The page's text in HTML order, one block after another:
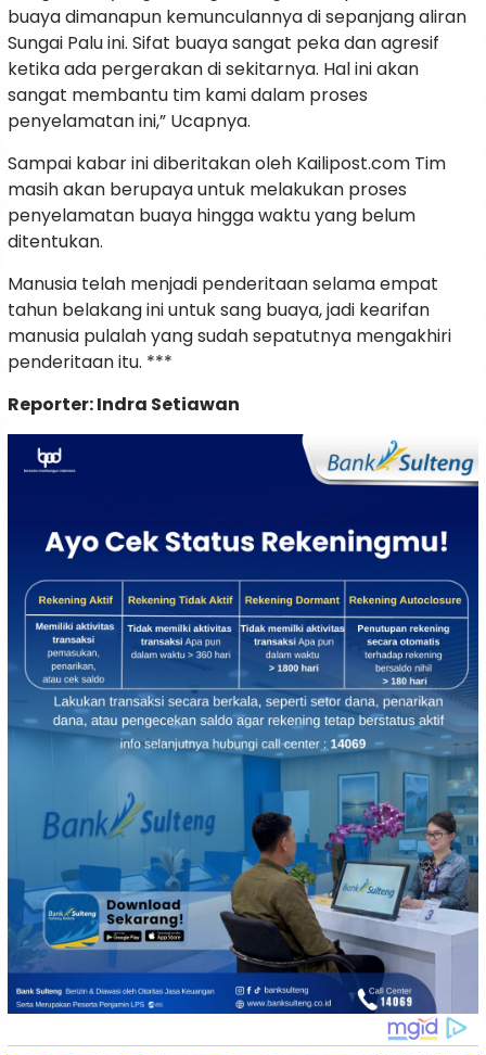
buaya dimanapun kemunculannya di sepanjang aliran
Sungai Palu ini. Sifat buaya sangat peka dan agresif
ketika ada pergerakan di sekitarnya. Hal ini akan
sangat membantu tim kami dalam proses
penyelamatan ini,” Ucapnya.
Sampai kabar ini diberitakan oleh Kailipost.com Tim
masih akan berupaya untuk melakukan proses
penyelamatan buaya hingga waktu yang belum
ditentukan.
Manusia telah menjadi penderitaan selama empat
tahun belakang ini untuk sang buaya, jadi kearifan
manusia pulalah yang sudah sepatutnya mengakhiri
penderitaan itu. ***
Reporter: Indra Setiawan